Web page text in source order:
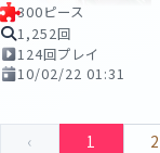
300ピース
1,252回
124回プレイ
10/02/22 01:31
‹ 1 2